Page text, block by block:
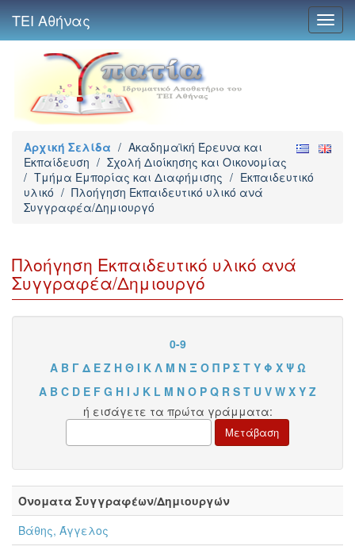
ΤΕΙ Αθήνας
Αρχική Σελίδα / Ακαδημαϊκή Έρευνα και
Εκπαίδευση / Σχολή Διοίκησης και Οικονομίας
/ Τμήμα Εμπορίας και Διαφήμισης / Εκπαιδευτικό
υλικό / Πλοήγηση Εκπαιδευτικό υλικό ανά
Συγγραφέα/Δημιουργό
Πλοήγηση Εκπαιδευτικό υλικό ανά
Συγγραφέα/Δημιουργό
0-9
Α Β Γ Δ Ε Ζ Η Θ Ι Κ Λ Μ Ν Ξ Ο Π Ρ Σ Τ Υ Φ Χ Ψ Ω
A B C D E F G H I J K L M N O P Q R S T U V W X Y Z
ή εισάγετε τα πρώτα γράμματα:
Όνοματα Συγγραφέων/Δημιουργών
Βάθης, Άγγελος